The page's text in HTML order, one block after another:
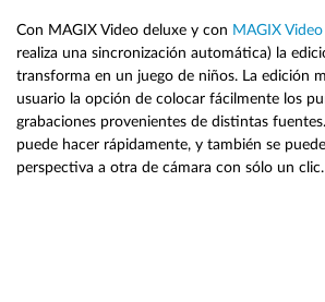
Con MAGIX Video deluxe y con MAGIX
realiza una sincronización automática) la
transforma en un juego de niños. La edición
usuario la opción de colocar fácilmente los
grabaciones provenientes de distintas
puede hacer rápidamente, y también se
perspectiva a otra de cámara con sólo un clic.